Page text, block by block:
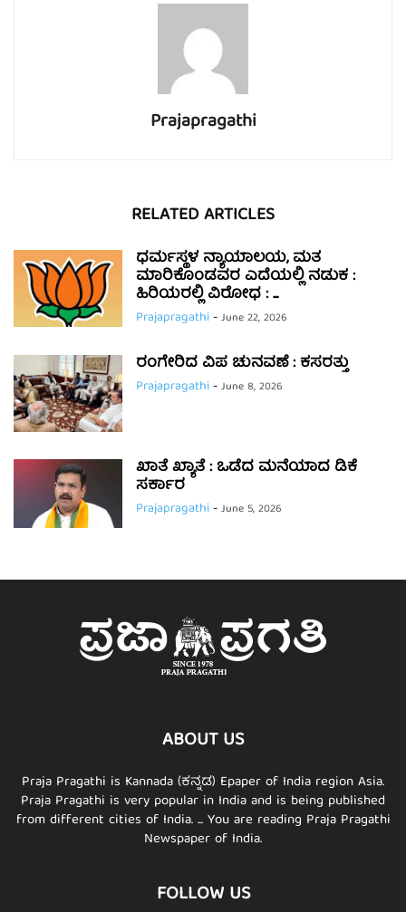
Prajapragathi
RELATED ARTICLES
ಧರ್ಮಸ್ಥಳ ನ್ಯಾಯಾಲಯ, ಮತ
ಮಾರಿಕೊಂಡವರ ಎದೆಯಲ್ಲಿ ನಡುಕ :
ಹಿರಿಯರಲ್ಲಿ ವಿರೋಧ : ...
Prajapragathi-June 22, 2026
ರಂಗೇರಿದ ವಿಪ ಚುನವಣೆ : ಕಸರತ್ತು
Prajapragathi-June 8, 2026
ಖಾತೆ ಖ್ಯಾತೆ : ಒಡೆದ ಮನೆಯಾದ ಡಿಕೆ
ಸರ್ಕಾರ
Prajapragathi-June 5, 2026
ABOUT US
Praja Pragathi is Kannada (ಕನ್ನಡ) Epaper of India region Asia.
Praja Pragathi is very popular in India and is being published
from different cities of India. ... You are reading Praja Pragathi
Newspaper of India.
FOLLOW US